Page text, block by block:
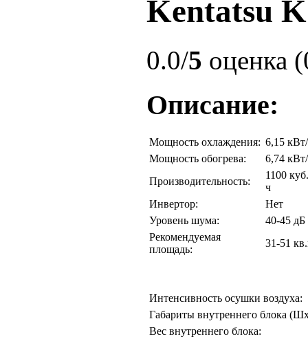
Kentatsu
0.0/5 оценка
Описание:
Мощность охлаждения: 6,15
Мощность обогрева:
6,74
Производительность:
1100
ч
Инвертор:
Нет
Уровень шума:
40-45 дБ
Рекомендуемая
площадь:
31-51
Интенсивность осушки воздуха:
Габариты внутреннего блока
Вес внутреннего блока: